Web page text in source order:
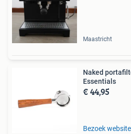
Maastricht
Naked
Essentials
€ 44,95
Bezoek website